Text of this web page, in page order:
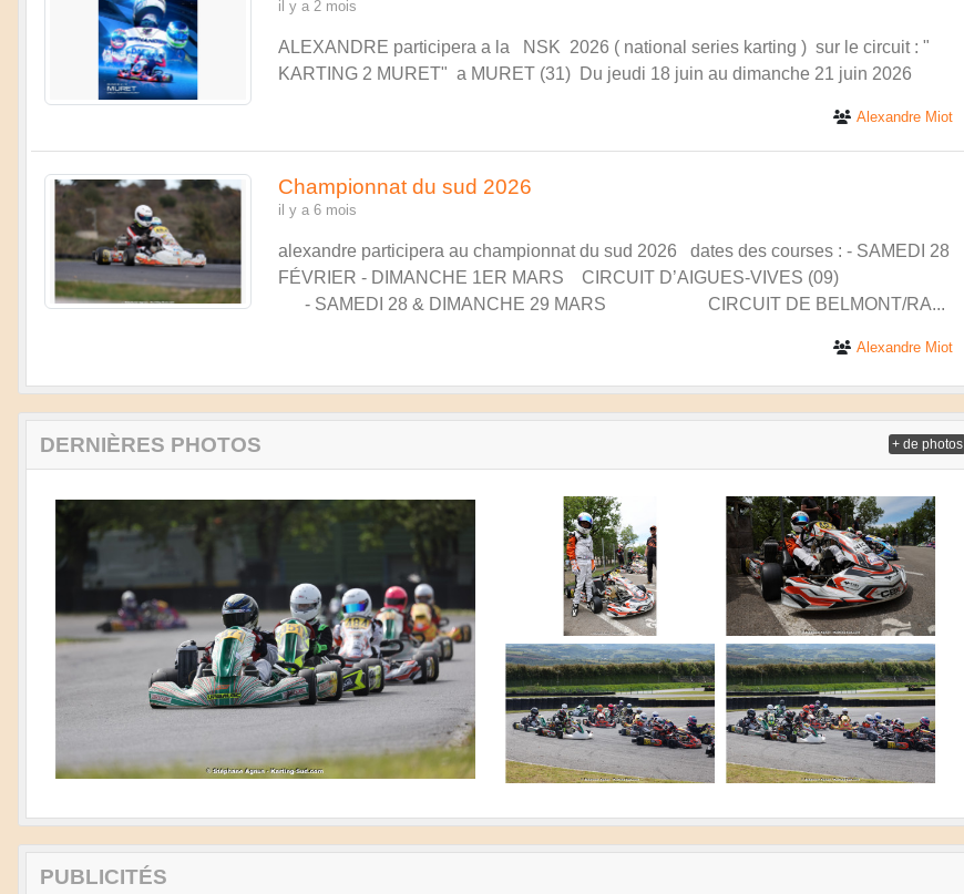
il y a 2 mois
ALEXANDRE participera a la NSK 2026 ( national series karting ) sur le circuit : "
KARTING 2 MURET" a MURET (31) Du jeudi 18 juin au dimanche 21 juin 2026
Alexandre Miot
Championnat du sud 2026
il y a 6 mois
alexandre participera au championnat du sud 2026 dates des courses : - SAMEDI 28
FÉVRIER - DIMANCHE 1ER MARS CIRCUIT D’AIGUES-VIVES (09)
- SAMEDI 28 & DIMANCHE 29 MARS CIRCUIT DE BELMONT/RA...
Alexandre Miot
DERNIÈRES PHOTOS + de photos
PUBLICITÉS